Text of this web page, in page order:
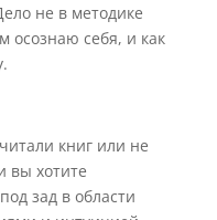
не в методике
осознаю себя, и как
книг или не
вы хотите
зад в области